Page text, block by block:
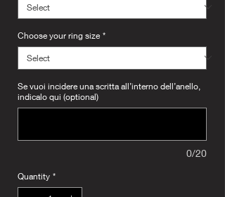
Choose your ring size *
Se vuoi incidere una scritta all’interno dell’anello,
indicalo qui (optional)
0/20
Quantity *